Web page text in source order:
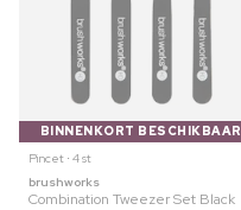
BINNENKORT BESCHIKBAAR
Pincet ⋅ 4 st
brushworks
Combination Tweezer Set Black